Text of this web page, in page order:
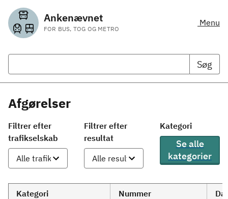
Ankenævnet
FOR BUS, TOG OG METRO
Menu
Søg
Afgørelser
Filtrer efter
trafikselskab
Filtrer efter
resultat
Kategori
Se alle
kategorier
Kategori Nummer